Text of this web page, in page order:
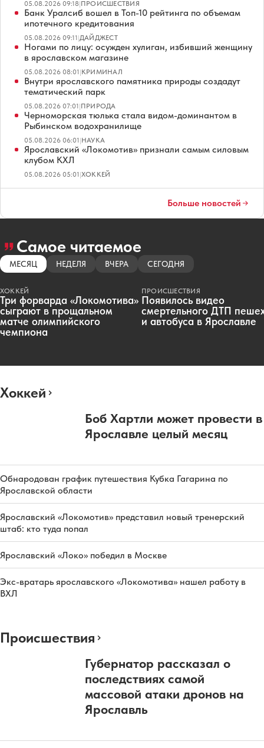
05.08.2026 09:18|ПРОИСШЕСТВИЯ
Банк Уралсиб вошел в Топ-10 рейтинга по объемам
ипотечного кредитования
05.08.2026 09:11|ДАЙДЖЕСТ
Ногами по лицу: осужден хулиган, избивший женщину
в ярославском магазине
05.08.2026 08:01|КРИМИНАЛ
Внутри ярославского памятника природы создадут
тематический парк
05.08.2026 07:01|ПРИРОДА
Черноморская тюлька стала видом-доминантом в
Рыбинском водохранилище
05.08.2026 06:01|НАУКА
Ярославский «Локомотив» признали самым силовым
клубом КХЛ
05.08.2026 05:01|ХОККЕЙ
Больше новостей
Самое читаемое
МЕСЯЦ НЕДЕЛЯ ВЧЕРА СЕГОДНЯ
ХОККЕЙ
Три форварда «Локомотива»
сыграют в прощальном
матче олимпийского
чемпиона
ПРОИСШЕСТВИЯ
Появилось видео
смертельного ДТП
и автобуса в Ярославле
Хоккей
Боб Хартли может провести в
Ярославле целый месяц
Обнародован график путешествия Кубка Гагарина по
Ярославской области
Ярославский «Локомотив» представил новый тренерский
штаб: кто туда попал
Ярославский «Локо» победил в Москве
Экс-вратарь ярославского «Локомотива» нашел работу в
ВХЛ
Происшествия
Губернатор рассказал о
последствиях самой
массовой атаки дронов на
Ярославль